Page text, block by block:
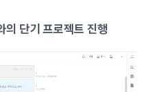
의 단기 프로젝트 진행